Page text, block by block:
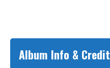
Album Info & Credit